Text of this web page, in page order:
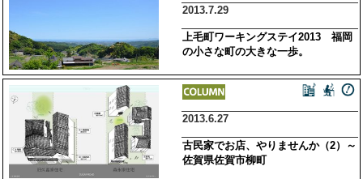
2013.7.29
上毛町ワーキングステイ2013 福岡
の小さな町の大きな一歩。
2013.6.27
古民家でお店、やりませんか（2）～
佐賀県佐賀市柳町